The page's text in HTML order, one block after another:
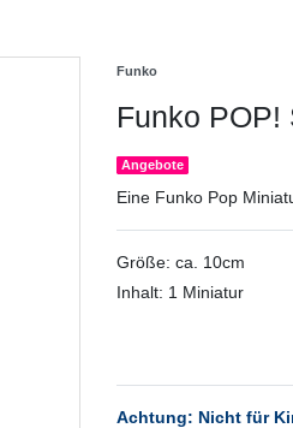
Funko
Funko POP!
Angebote
Eine Funko Pop
Größe: ca. 10cm
Inhalt: 1 Miniatur
Achtung: Nicht für